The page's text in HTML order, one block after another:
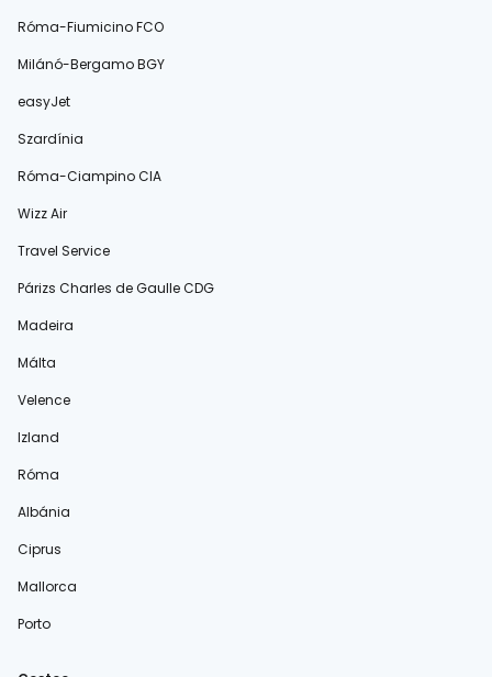
Róma-Fiumicino FCO
Milánó-Bergamo BGY
easyJet
Szardínia
Róma-Ciampino CIA
Wizz Air
Travel Service
Párizs Charles de Gaulle CDG
Madeira
Málta
Velence
Izland
Róma
Albánia
Ciprus
Mallorca
Porto